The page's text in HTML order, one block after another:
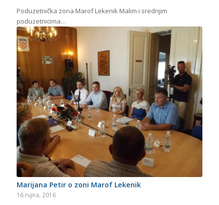
Poduzetnička zona Marof Lekenik Malim i srednjim
poduzetnicima…
Marijana Petir o zoni Marof Lekenik
16 rujna, 2016